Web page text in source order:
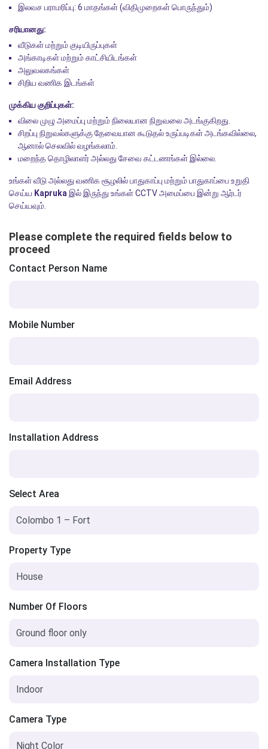
இலவச பராமரிப்பு: 6 மாதங்கள் (விதிமுறைகள் பொருந்தும்)
சரியானது:
வீடுகள் மற்றும் குடியிருப்புகள்
அங்காடிகள் மற்றும் காட்சியிடங்கள்
அலுவலகங்கள்
சிறிய வணிக இடங்கள்
முக்கிய குறிப்புகள்:
விலை முழு அமைப்பு மற்றும் நிலையான நிறுவலை அடங்குகிறது.
சிறப்பு நிறுவல்களுக்கு தேவையான கூடுதல் உருப்படிகள் அடங்கவில்லை,
ஆனால் செலவில் வழங்கலாம்.
மறைந்த தொழிலாளர் அல்லது சேவை கட்டணங்கள் இல்லை.
உங்கள் வீடு அல்லது வணிக சூழலில் பாதுகாப்பு மற்றும் பாதுகாப்பை உறுதி
செய்ய Kapruka இல் இருந்து உங்கள் CCTV அமைப்பை இன்று ஆர்டர்
செய்யவும்.
Please complete the required fields below to
proceed
Contact Person Name
Mobile Number
Email Address
Installation Address
Select Area
Property Type
Number Of Floors
Camera Installation Type
Camera Type